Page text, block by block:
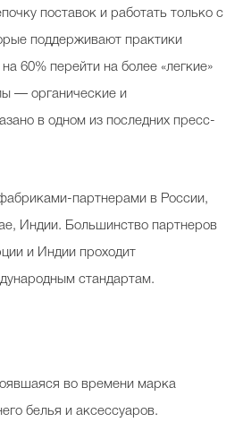
поставок и работать только с
поддерживают практики
60% перейти на более «легкие»
— органические и
в одном из последних пресс-
партнерами в России,
Индии. Большинство партнеров
и Индии проходит
стандартам.
во времени марка
белья и аксессуаров.